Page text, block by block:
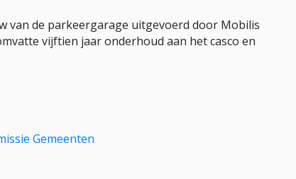
van de parkeergarage uitgevoerd door Mobilis
vijftien jaar onderhoud aan het casco en
Gemeenten